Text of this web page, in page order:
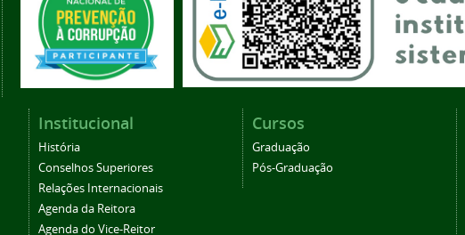
Institucional
História
Conselhos Superiores
Relações Internacionais
Agenda da Reitora
Agenda do Vice-Reitor
Cursos
Graduação
Pós-Graduação